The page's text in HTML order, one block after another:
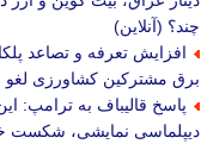
چند؟ (آنلاین)
افزایش تعرفه و تصاعد
برق مشترکین کشاورزی لغو
پاسخ قالیباف به ترامپ:
دیپلماسی نمایشی، شکست